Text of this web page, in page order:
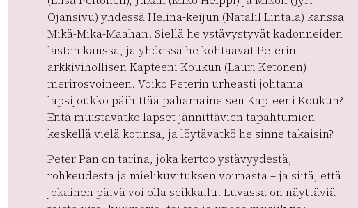
Ojansivu) yhdessä Helinä-keijun (Natalil Lintala) kanssa
Mikä-Mikä-Maahan. Siellä he ystävystyvät kadonneiden
lasten kanssa, ja yhdessä he kohtaavat Peterin
arkkivihollisen Kapteeni Koukun (Lauri Ketonen)
merirosvoineen. Voiko Peterin urheasti johtama
lapsijoukko päihittää pahamaineisen Kapteeni Koukun?
Entä muistavatko lapset jännittävien tapahtumien
keskellä vielä kotinsa, ja löytävätkö he sinne takaisin?
Peter Pan on tarina, joka kertoo ystävyydestä,
rohkeudesta ja mielikuvituksen voimasta – ja siitä, että
jokainen päivä voi olla seikkailu. Luvassa on näyttäviä